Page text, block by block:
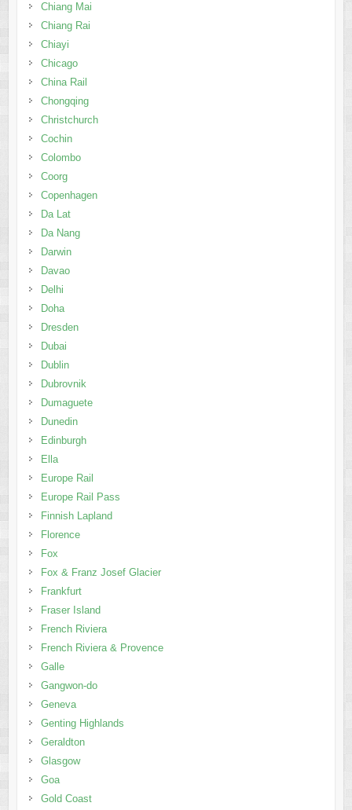
Chiang Mai
Chiang Rai
Chiayi
Chicago
China Rail
Chongqing
Christchurch
Cochin
Colombo
Coorg
Copenhagen
Da Lat
Da Nang
Darwin
Davao
Delhi
Doha
Dresden
Dubai
Dublin
Dubrovnik
Dumaguete
Dunedin
Edinburgh
Ella
Europe Rail
Europe Rail Pass
Finnish Lapland
Florence
Fox
Fox & Franz Josef Glacier
Frankfurt
Fraser Island
French Riviera
French Riviera & Provence
Galle
Gangwon-do
Geneva
Genting Highlands
Geraldton
Glasgow
Goa
Gold Coast